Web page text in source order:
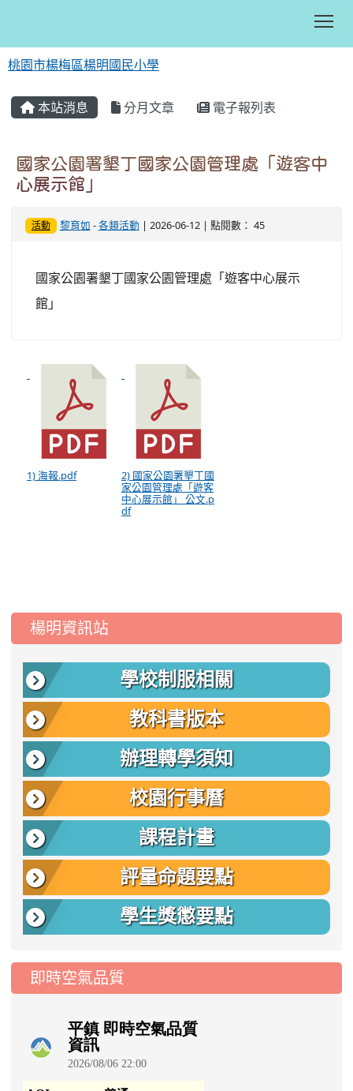
桃園市楊梅區楊明國民小學
本站消息 分月文章 電子報列表
國家公園署墾丁國家公園管理處「遊客中
心展示館」
活動 黎育如 -各類活動 | 2026-06-12 | 點閱數： 45
國家公園署墾丁國家公園管理處「遊客中心展示
館」
1) 海報.pdf
2) 國家公園署墾丁國
家公園管理處「遊客
中心展示館」 公文.p
df
::: 楊明資訊站
學校制服相關
教科書版本
辦理轉學須知
校園行事曆
課程計畫
評量命題要點
學生獎懲要點
即時空氣品質